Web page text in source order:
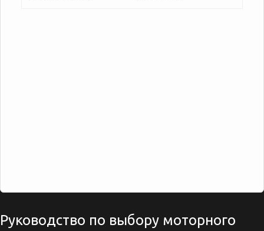
Руководство по выбору моторного